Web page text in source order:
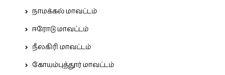
நாமக்கல் மாவட்டம்
ஈரோடு மாவட்டம்
நீலகிரி மாவட்டம்
கோயம்புத்தூர் மாவட்டம்